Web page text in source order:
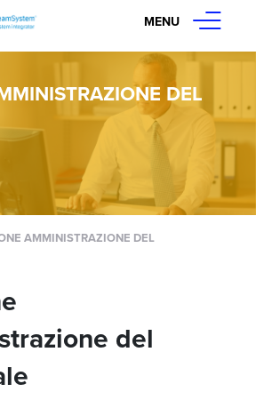
MENU
DEL
AMMINISTRAZIONE DEL
del